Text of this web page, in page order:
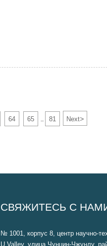
64 65 ... 81 Next>
СВЯЖИТЕСЬ С
№ 1001, корпус 8, центр научно-
U Valley, улица Чунцин-Чжунлу,